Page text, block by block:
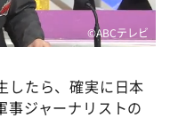
©️ABCテレビ
したら、確実に日本
事ジャーナリストの